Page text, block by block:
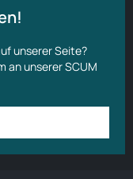
unserer Seite?
an unserer SCUM